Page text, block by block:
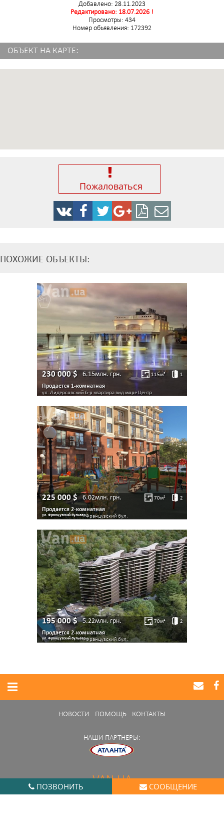
Добавлено: 28.11.2023
Редактировано: 18.07.2026 !
Просмотры: 434
Номер обьявления: 172392
ОБЪЕКТ НА КАРТЕ:
Пожаловаться
ПОЗВОНИТЬ СООБЩЕНИЕ
ПОХОЖИЕ ОБЪЕКТЫ:
230 000$ 6.15млн.грн. 115м² 1
Продается 1-комнатная
ул. Лидерсовский б-р квартира вид мореЦентр
225 000$ 6.02млн.грн. 70м² 2
Продается 2-комнатная
ул. Французский бульварФранцузский бул.
195 000$ 5.22млн.грн. 70м² 2
Продается 2-комнатная
ул. Французский бульварФранцузский бул.
НОВОСТИ ПОМОЩЬ КОНТАКТЫ
НАШИ ПАРТНЕРЫ:
VAN.UA